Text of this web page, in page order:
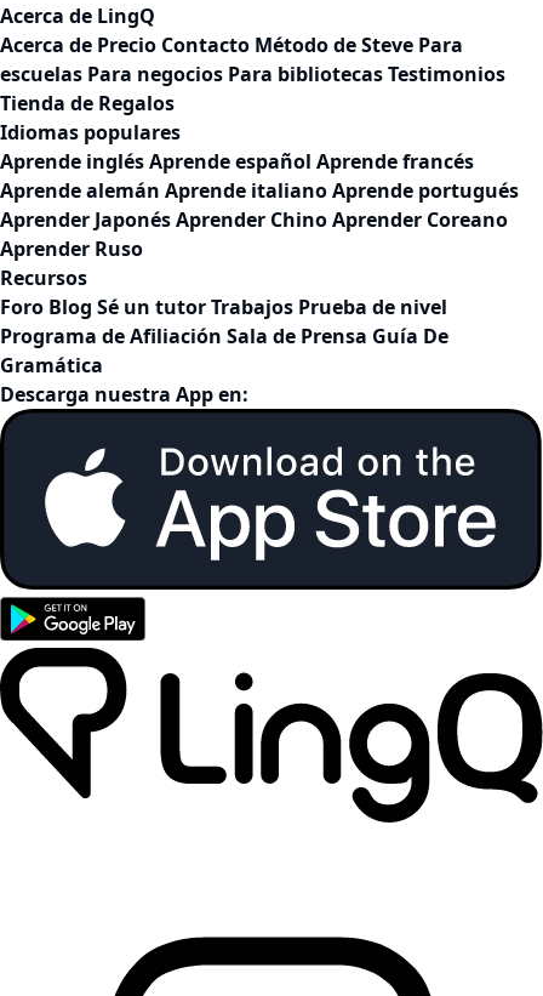
Acerca de LingQ
Acerca de Precio Contacto Método de Steve Para
escuelas Para negocios Para bibliotecasTestimonios
Tienda de Regalos
Idiomas populares
Aprende inglésAprende español Aprende francés
Aprende alemán Aprende italianoAprende portugués
Aprender JaponésAprender ChinoAprender Coreano
Aprender Ruso
Recursos
Foro Blog Sé un tutorTrabajos Prueba de nivel
Programa de Afiliación Sala de Prensa Guía De
Gramática
Descarga nuestra App en: